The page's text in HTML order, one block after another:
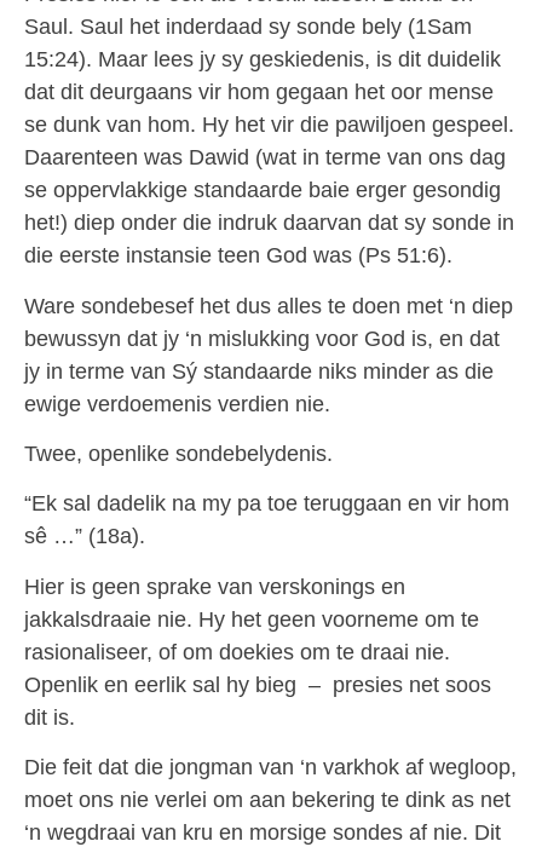
Saul. Saul het inderdaad sy sonde bely (1Sam
15:24). Maar lees jy sy geskiedenis, is dit duidelik
dat dit deurgaans vir hom gegaan het oor mense
se dunk van hom. Hy het vir die pawiljoen gespeel.
Daarenteen was Dawid (wat in terme van ons dag
se oppervlakkige standaarde baie erger gesondig
het!) diep onder die indruk daarvan dat sy sonde in
die eerste instansie teen God was (Ps 51:6).
Ware sondebesef het dus alles te doen met ‘n diep
bewussyn dat jy ‘n mislukking voor God is, en dat
jy in terme van Sý standaarde niks minder as die
ewige verdoemenis verdien nie.
Twee, openlike sondebelydenis.
“Ek sal dadelik na my pa toe teruggaan en vir hom
sê …” (18a).
Hier is geen sprake van verskonings en
jakkalsdraaie nie. Hy het geen voorneme om te
rasionaliseer, of om doekies om te draai nie.
Openlik en eerlik sal hy bieg – presies net soos
dit is.
Die feit dat die jongman van ‘n varkhok af wegloop,
moet ons nie verlei om aan bekering te dink as net
‘n wegdraai van kru en morsige sondes af nie. Dit